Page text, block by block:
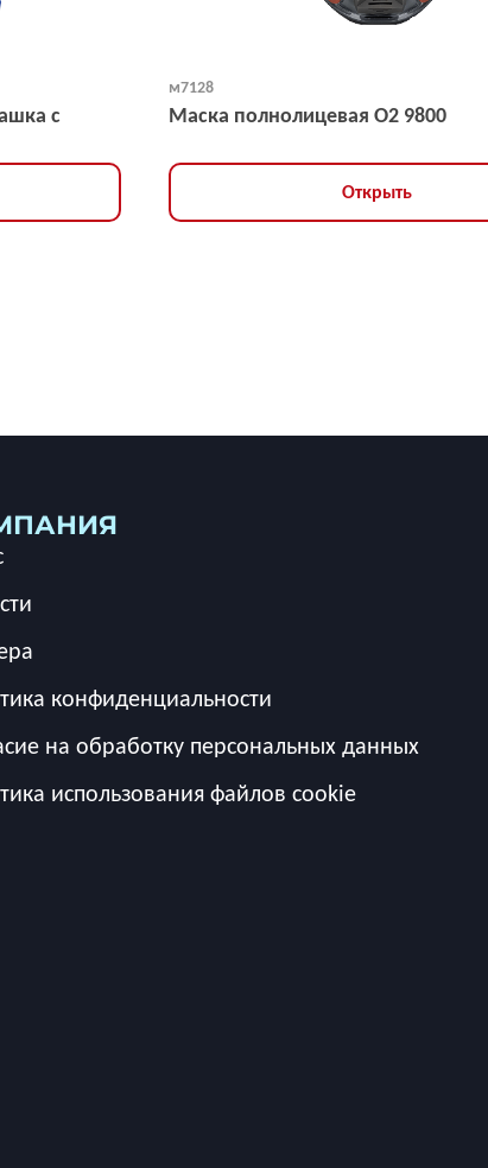
с
м7128
Маска полнолицевая O2 9800
Открыть
конфиденциальности
на обработку персональных данных
использования файлов cookie